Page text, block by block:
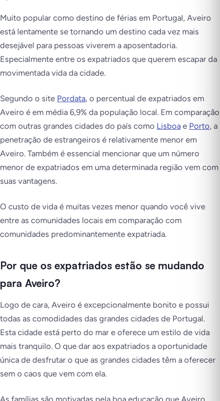
Muito popular como destino de férias em Portugal, Aveiro
está lentamente se tornando um destino cada vez mais
desejável para pessoas viverem a aposentadoria.
Especialmente entre os expatriados que querem escapar da
movimentada vida da cidade.
Segundo o site Pordata, o percentual de expatriados em
Aveiro é em média 6,9% da população local. Em comparação
com outras grandes cidades do país como Lisboa e Porto, a
penetração de estrangeiros é relativamente menor em
Aveiro. Também é essencial mencionar que um número
menor de expatriados em uma determinada região vem com
suas vantagens.
O custo de vida é muitas vezes menor quando você vive
entre as comunidades locais em comparação com
comunidades predominantemente expatriada.
Por que os expatriados estão se mudando
para Aveiro?
Logo de cara, Aveiro é excepcionalmente bonito e possui
todas as comodidades das grandes cidades de Portugal.
Esta cidade está perto do mar e oferece um estilo de vida
mais tranquilo. O que dar aos expatriados a oportunidade
única de desfrutar o que as grandes cidades têm a oferecer
sem o caos que vem com ela.
As famílias são motivadas pela boa educação que Aveiro